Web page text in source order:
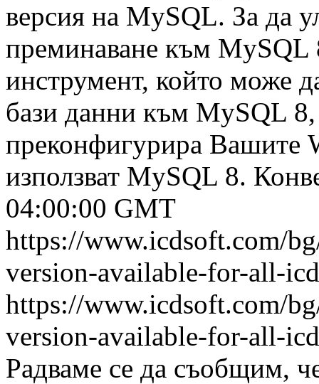
версия на MySQL. За да
преминаване към MySQL
инструмент, който може
бази данни към MySQL 8,
преконфигурира Вашите
използват MySQL 8.
04:00:00 GMT
https://www.icdsoft.com/
version-available-for-all-
https://www.icdsoft.com/
version-available-for-all-
Радваме се да съобщим,